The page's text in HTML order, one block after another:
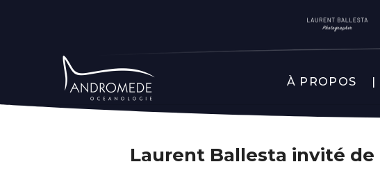
À PROPOS
Laurent Ballesta invité